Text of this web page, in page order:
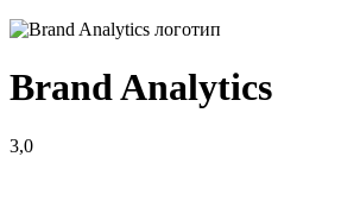
Brand Analytics
3,0